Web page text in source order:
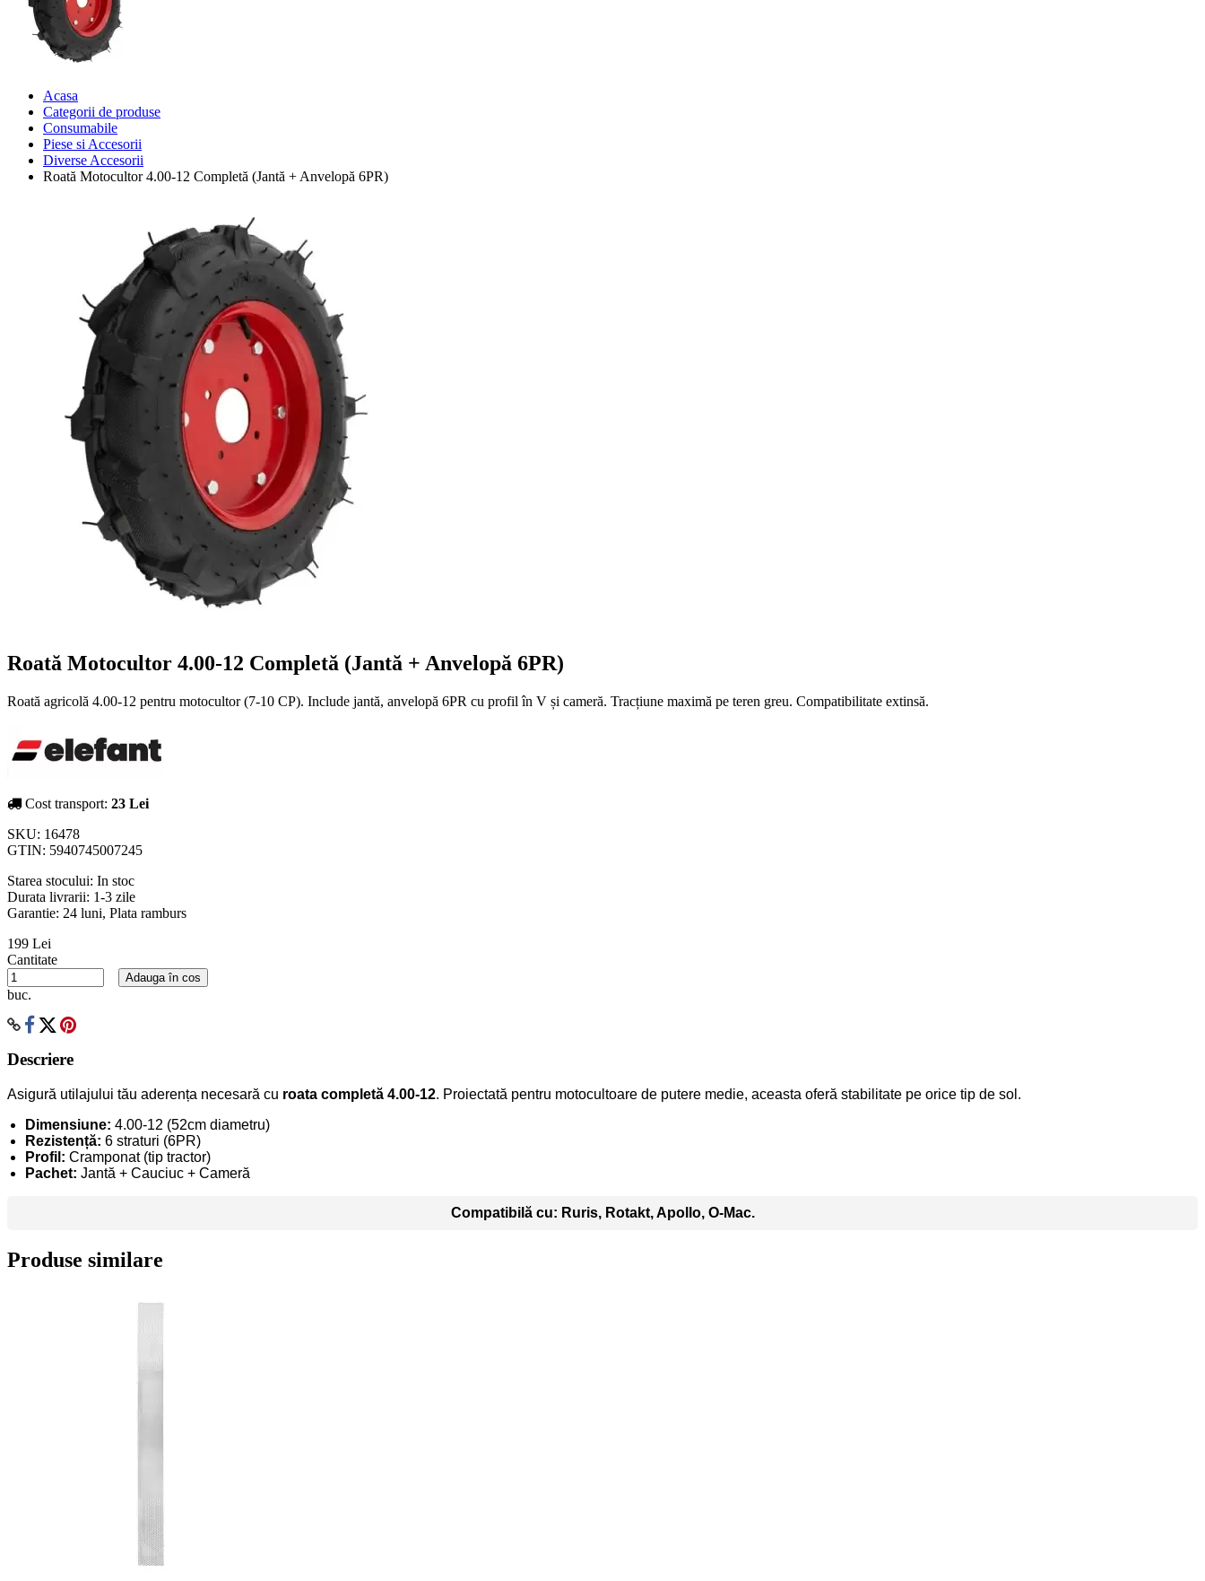
Acasa
Categorii de produse
Consumabile
Piese si Accesorii
Diverse Accesorii
Roată Motocultor 4.00-12 Completă (Jantă + Anvelopă 6PR)
Roată Motocultor 4.00-12 Completă (Jantă + Anvelopă 6PR)
Roată agricolă 4.00-12 pentru motocultor (7-10 CP). Include jantă, anvelopă 6PR cu profil în V și cameră. Tracțiune maximă pe teren greu. Compatibilitate extinsă.
Cost transport: 23 Lei
SKU: 16478
GTIN: 5940745007245
Starea stocului: In stoc
Durata livrarii: 1-3 zile
Garantie: 24 luni, Plata ramburs
199 Lei
Cantitate
buc.
Adauga în cos
Descriere
Asigură utilajului tău aderența necesară cu roata completă 4.00-12. Proiectată pentru motocultoare de putere medie, aceasta oferă stabilitate pe orice tip de sol.
Dimensiune: 4.00-12 (52cm diametru)
Rezistență: 6 straturi (6PR)
Profil: Cramponat (tip tractor)
Pachet: Jantă + Cauciuc + Cameră
Compatibilă cu: Ruris, Rotakt, Apollo, O-Mac.
Produse similare